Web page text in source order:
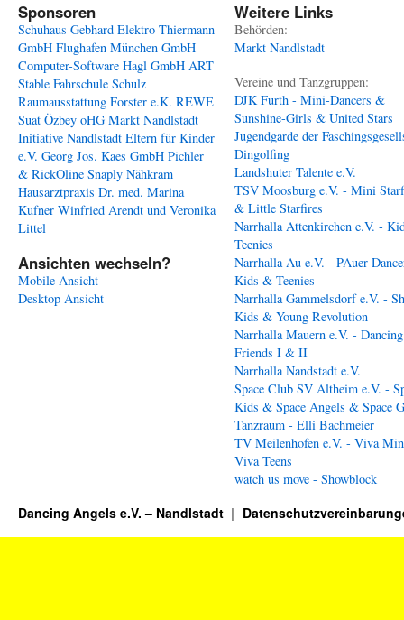
Sponsoren
Schuhaus Gebhard Elektro Thiermann
GmbH Flughafen München GmbH
Computer-Software Hagl GmbH ART
Stable Fahrschule Schulz
Raumausstattung Forster e.K. REWE
Suat Özbey oHG Markt Nandlstadt
Initiative Nandlstadt Eltern für Kinder
e.V. Georg Jos. Kaes GmbH Pichler
& RickOline Snaply Nähkram
Hausarztpraxis Dr. med. Marina
Kufner Winfried Arendt und Veronika
Littel
Ansichten wechseln?
Mobile Ansicht
Desktop Ansicht
Weitere Links
Behörden:
Markt Nandlstadt
Vereine und Tanzgruppen:
DJK Furth - Mini-Dancers &
Sunshine-Girls & United Stars
Jugendgarde der
Dingolfing
Landshuter Talente e.V.
TSV Moosburg e.V. - Mini
& Little Starfires
Narrhalla Attenkirchen e.V. -
Teenies
Narrhalla Au e.V. - PAuer
Kids & Teenies
Narrhalla Gammelsdorf e.V. -
Kids & Young Revolution
Narrhalla Mauern e.V. - Dancing
Friends I & II
Narrhalla Nandstadt e.V.
Space Club SV Altheim e.V. -
Kids & Space Angels & Space
Tanzraum - Elli Bachmeier
TV Meilenhofen e.V. - Viva
Viva Teens
watch us move - Showblock
Dancing Angels e.V. – Nandlstadt